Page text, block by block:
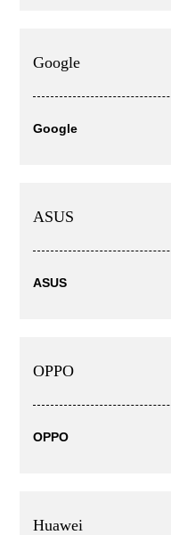
Google
Google
ASUS
ASUS
OPPO
OPPO
Huawei